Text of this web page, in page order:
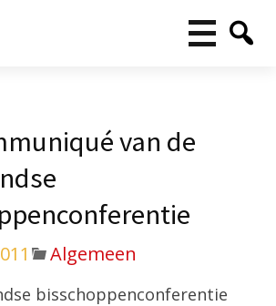
van de
Algemeen
bisschoppenconferentie